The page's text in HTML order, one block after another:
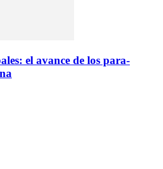
el avance de los para-